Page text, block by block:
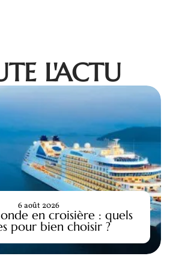
L'ACTU
en croisière : quels
pour bien choisir ?
6 août 2026